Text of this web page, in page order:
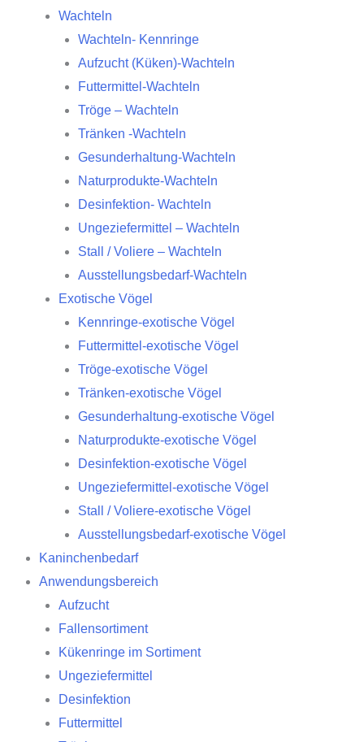
Wachteln
Wachteln- Kennringe
Aufzucht (Küken)-Wachteln
Futtermittel-Wachteln
Tröge – Wachteln
Tränken -Wachteln
Gesunderhaltung-Wachteln
Naturprodukte-Wachteln
Desinfektion- Wachteln
Ungeziefermittel – Wachteln
Stall / Voliere – Wachteln
Ausstellungsbedarf-Wachteln
Exotische Vögel
Kennringe-exotische Vögel
Futtermittel-exotische Vögel
Tröge-exotische Vögel
Tränken-exotische Vögel
Gesunderhaltung-exotische Vögel
Naturprodukte-exotische Vögel
Desinfektion-exotische Vögel
Ungeziefermittel-exotische Vögel
Stall / Voliere-exotische Vögel
Ausstellungsbedarf-exotische Vögel
Kaninchenbedarf
Anwendungsbereich
Aufzucht
Fallensortiment
Kükenringe im Sortiment
Ungeziefermittel
Desinfektion
Futtermittel